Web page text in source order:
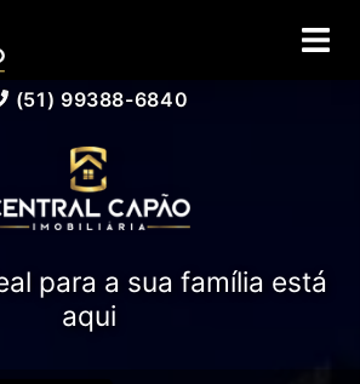
(51) 99388-6840
para a sua família está
aqui